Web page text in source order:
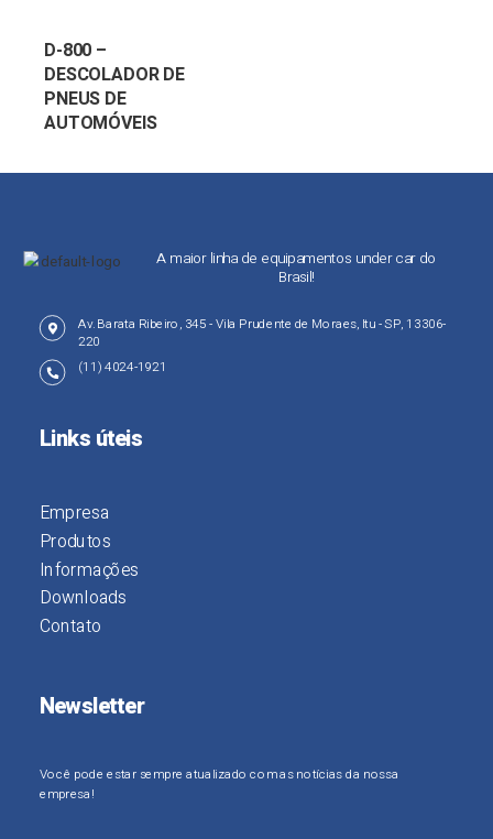
D-800 –
DESCOLADOR DE
PNEUS DE
AUTOMÓVEIS
A maior linha de equipamentos under car do
Brasil!
Av. Barata Ribeiro, 345 - Vila Prudente de Moraes, Itu - SP, 13306-
220
(11) 4024-1921
Links úteis
Empresa
Produtos
Informações
Downloads
Contato
Newsletter
Você pode estar sempre atualizado com as notícias da nossa
empresa!